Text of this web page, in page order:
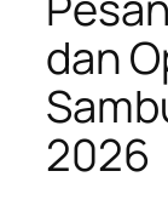
dan
2026